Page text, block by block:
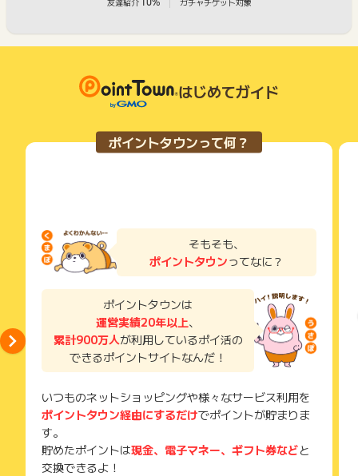
はじめてガイド
ポイントタウンって何？
そもそも、
ポイントタウンってなに？
ポイントタウンは
運営実績20年以上、
累計900万人が利用しているポイ活の
できるポイントサイトなんだ！
いつものネットショッピングや様々なサービス利用を
ポイントタウン経由にするだけでポイントが貯まりま
す。
貯めたポイントは現金、電子マネー、ギフト券などと
交換できるよ！